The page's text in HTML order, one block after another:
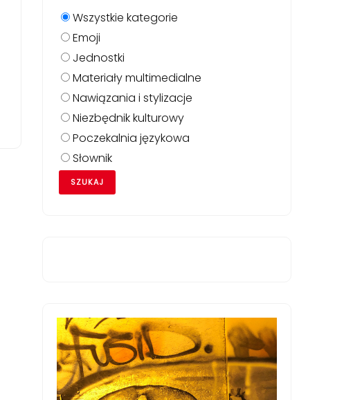
Wszystkie kategorie
Emoji
Jednostki
Materiały multimedialne
Nawiązania i stylizacje
Niezbędnik kulturowy
Poczekalnia językowa
Słownik